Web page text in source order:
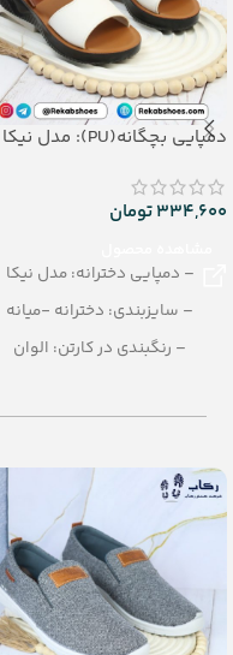
دمپایی بچگانه(PU): مدل نیکا
334,600تومان
– دمپایی دخترانه: مدل نیکا
– سایزبندی: دخترانه -میانه
– رنگبندی در کارتن: الوان
– جنس: PU